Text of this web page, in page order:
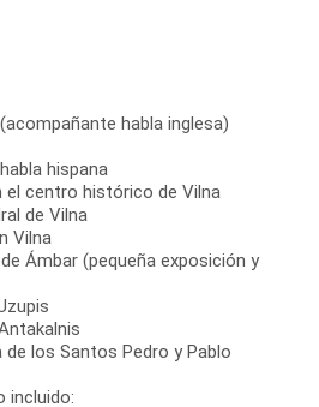
habla inglesa)
hispana
el centro histórico de Vilna
de Vilna
Vilna
Ámbar (pequeña exposición y
los Santos Pedro y Pablo
incluido: